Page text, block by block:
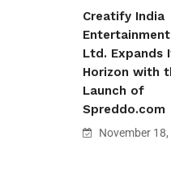
Creatify India
Ltd. Expands
Horizon with
Launch of
Spreddo.com
November